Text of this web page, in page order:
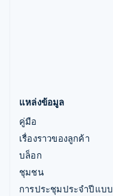
แหล่งข้อมูล
คู่มือ
เรื่องราวของลูกค้า
บล็อก
ชุมชน
การประชุมประจำปีแบบ